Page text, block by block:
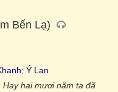
Bến Lạ)
; Ý Lan
hai mươi năm ta đã